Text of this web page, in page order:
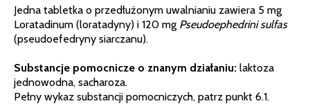
Jedna tabletka o przedłużonym uwalnianiu zawiera 5 mg
Loratadinum (loratadyny) i 120 mg Pseudoephedrini sulfas
(pseudoefedryny siarczanu).
Substancje pomocnicze o znanym działaniu: laktoza
jednowodna, sacharoza.
Pełny wykaz substancji pomocniczych, patrz punkt 6.1.